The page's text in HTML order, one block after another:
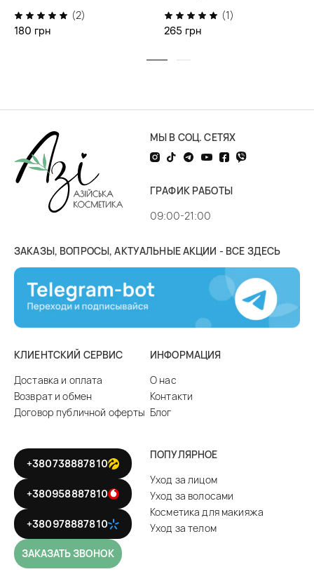
(2)
180 грн
(1)
265 грн
МЫ В СОЦ. СЕТЯХ
ГРАФИК РАБОТЫ
09:00-21:00
ЗАКАЗЫ, ВОПРОСЫ, АКТУАЛЬНЫЕ АКЦИИ - ВСЕ ЗДЕСЬ
КЛИЕНТСКИЙ СЕРВИС
Доставка и оплата
Возврат и обмен
Договор публичной оферты
ИНФОРМАЦИЯ
О нас
Контакти
Блог
+380738887810
+380958887810
+380978887810
ЗАКАЗАТЬ ЗВОНОК
ПОПУЛЯРНОЕ
Уход за лицом
Уход за волосами
Косметика для макияжа
Уход за телом